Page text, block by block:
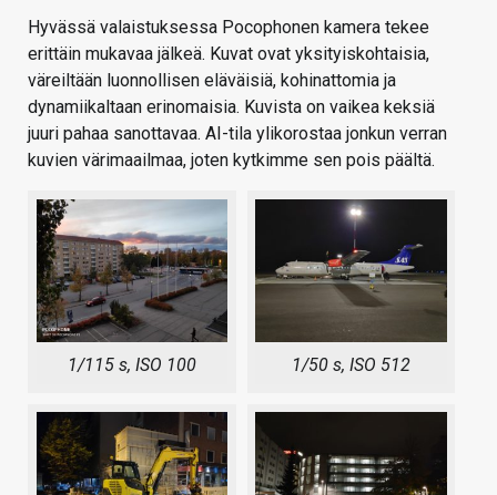
Hyvässä valaistuksessa Pocophonen kamera tekee
erittäin mukavaa jälkeä. Kuvat ovat yksityiskohtaisia,
väreiltään luonnollisen eläväisiä, kohinattomia ja
dynamiikaltaan erinomaisia. Kuvista on vaikea keksiä
juuri pahaa sanottavaa. AI-tila ylikorostaa jonkun verran
kuvien värimaailmaa, joten kytkimme sen pois päältä.
1/115 s, ISO 100 1/50 s, ISO 512